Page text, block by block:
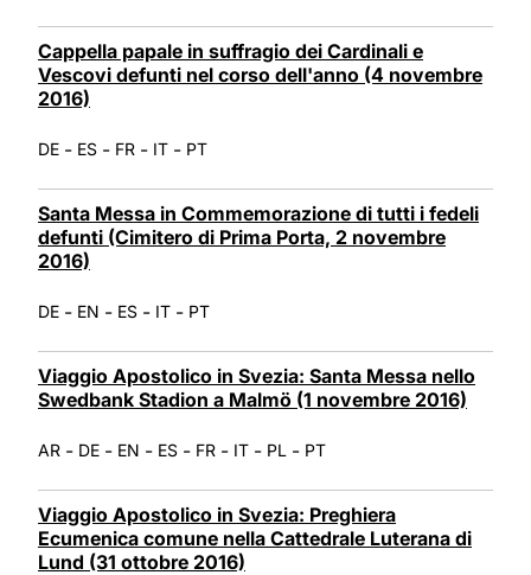
Cappella papale in suffragio dei Cardinali e
Vescovi defunti nel corso dell'anno (4 novembre
2016)
DE - ES - FR - IT - PT
Santa Messa in Commemorazione di tutti i fedeli
defunti (Cimitero di Prima Porta, 2 novembre
2016)
DE - EN - ES - IT - PT
Viaggio Apostolico in Svezia: Santa Messa nello
Swedbank Stadion a Malmö (1 novembre 2016)
AR - DE - EN - ES - FR - IT - PL - PT
Viaggio Apostolico in Svezia: Preghiera
Ecumenica comune nella Cattedrale Luterana di
Lund (31 ottobre 2016)